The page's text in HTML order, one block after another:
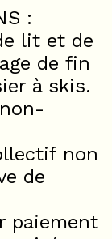
:
lit et de
de fin
à skis.
non
de
paiement